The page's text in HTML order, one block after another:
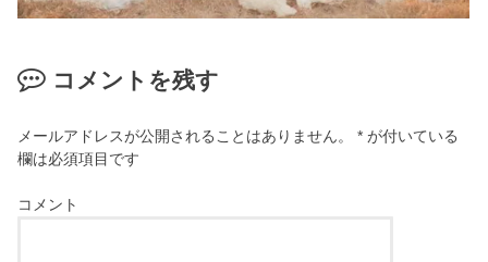
コメントを残す
メールアドレスが公開されることはありません。 * が付いている
欄は必須項目です
コメント